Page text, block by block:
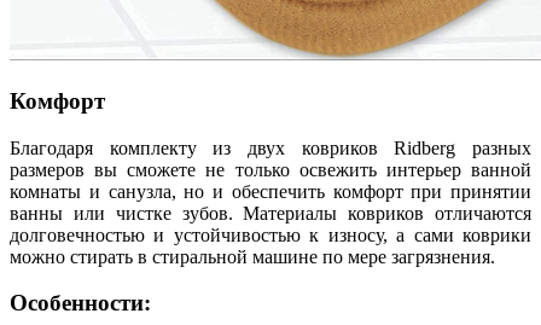
Комфорт
Благодаря комплекту из двух ковриков Ridberg разных
размеров вы сможете не только освежить интерьер ванной
комнаты и санузла, но и обеспечить комфорт при принятии
ванны или чистке зубов. Материалы ковриков отличаются
долговечностью и устойчивостью к износу, а сами коврики
можно стирать в стиральной машине по мере загрязнения.
Особенности: